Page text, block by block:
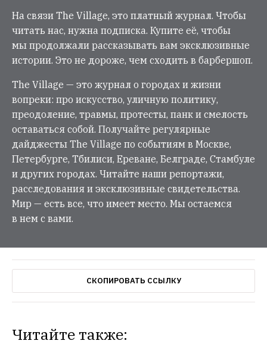
На связи The Village, это платный журнал. Чтобы
читать нас, нужна подписка. Купите её, чтобы
мы продолжали рассказывать вам эксклюзивные
истории. Это не дороже, чем сходить в барбершоп.
The Village — это журнал о городах и жизни
вопреки: про искусство, уличную политику,
преодоление, травмы, протесты, панк и смелость
оставаться собой. Получайте регулярные
дайджесты The Village по событиям в Москве,
Петербурге, Тбилиси, Ереване, Белграде, Стамбуле
и других городах. Читайте наши репортажи,
расследования и эксклюзивные свидетельства.
Мир — есть все, что имеет место. Мы остаемся
в нем с вами.
СКОПИРОВАТЬ ССЫЛКУ
Читайте также: